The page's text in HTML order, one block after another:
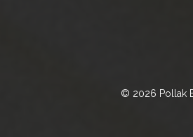
© 2026 Pollak